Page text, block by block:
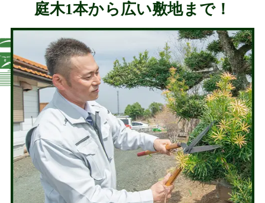
庭木1本から広い敷地まで！